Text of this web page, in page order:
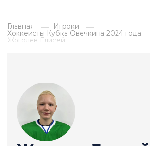
Главная Игроки
Хоккеисты Кубка Овечкина 2024 года.
Жоголев Елисей